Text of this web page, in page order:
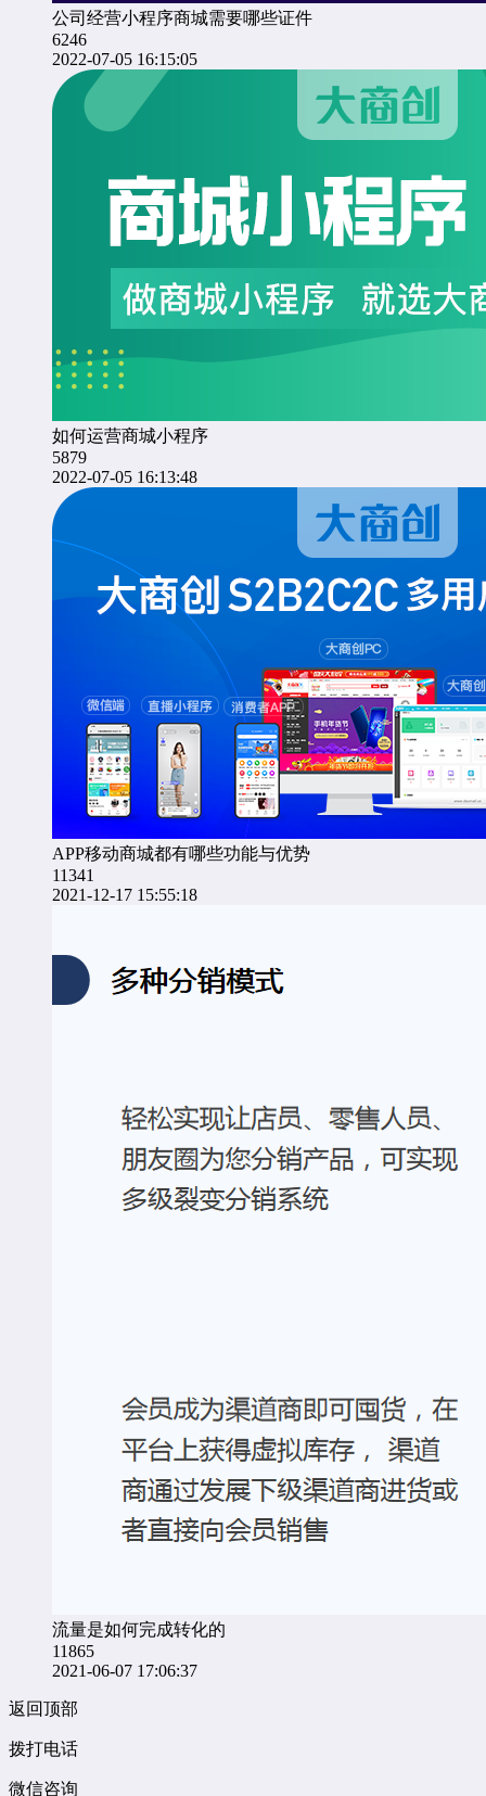
公司经营小程序商城需要哪些证件
6246
2022-07-05 16:15:05
如何运营商城小程序
5879
2022-07-05 16:13:48
APP移动商城都有哪些功能与优势
11341
2021-12-17 15:55:18
流量是如何完成转化的
11865
2021-06-07 17:06:37
返回顶部
拨打电话
微信咨询